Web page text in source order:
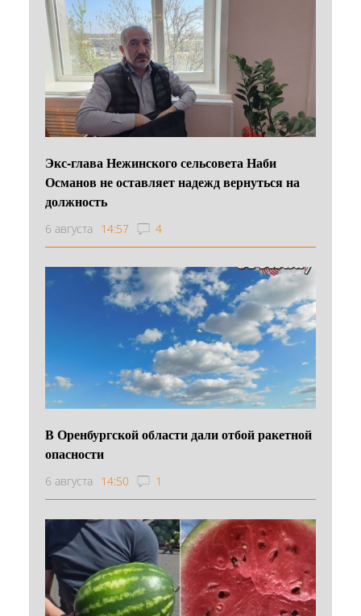
Экс-глава Нежинского сельсовета Наби
Османов не оставляет надежд вернуться на
должность
6 августа 14:57 4
В Оренбургской области дали отбой ракетной
опасности
6 августа 14:50 1